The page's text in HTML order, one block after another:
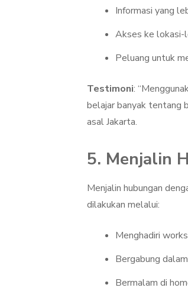
Informasi yang
Akses ke lokasi-
Peluang untuk
Testimoni:
belajar banyak tentang
asal Jakarta.
5. Menjalin
Menjalin hubungan
dilakukan melalui:
Menghadiri
Bergabung
Bermalam di